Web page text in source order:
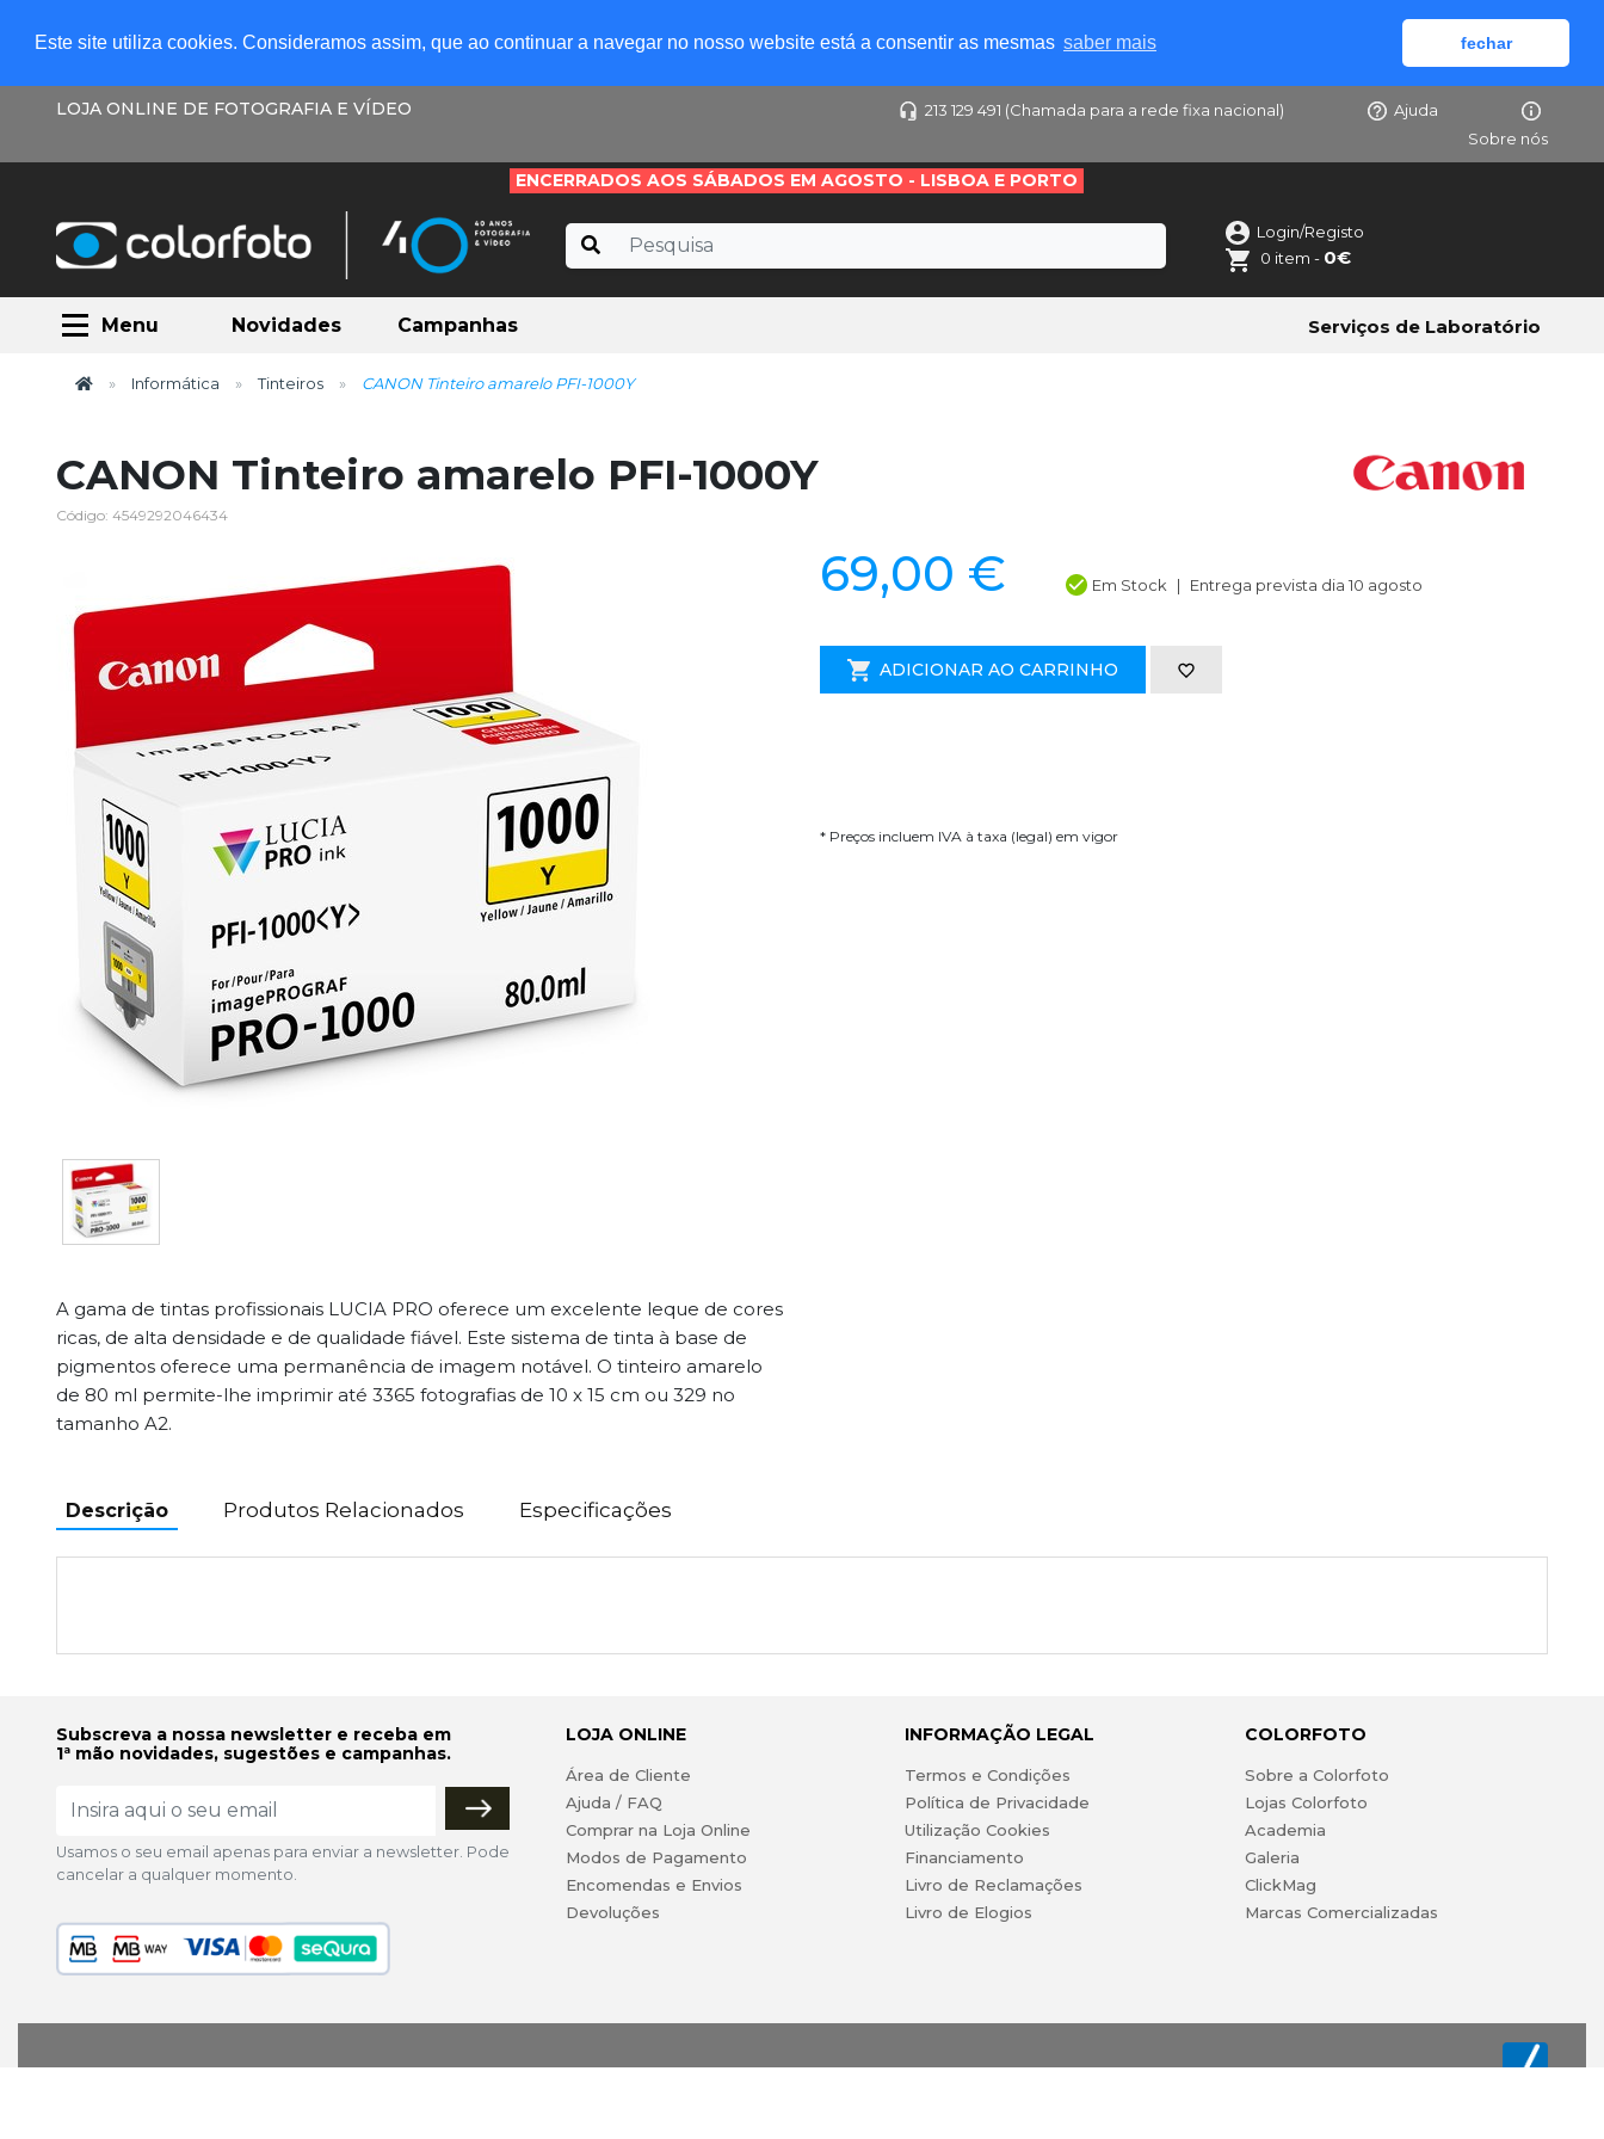
Este site utiliza cookies. Consideramos assim, que ao continuar a navegar no nosso website está a consentir as mesmas saber mais fechar
LOJA ONLINE DE FOTOGRAFIA E VÍDEO 213 129 491 (Chamada para a rede fixa nacional)
Ajuda
Sobre nós
ENCERRADOS AOS SÁBADOS EM AGOSTO - LISBOA E PORTO
Login/Registo
0 item - 0€
Menu Novidades Campanhas Serviços de Laboratório
Informática Tinteiros CANON Tinteiro amarelo PFI-1000Y
CANON Tinteiro amarelo PFI-1000Y
Código: 4549292046434
A gama de tintas profissionais LUCIA PRO oferece um excelente leque de cores
ricas, de alta densidade e de qualidade fiável. Este sistema de tinta à base de
pigmentos oferece uma permanência de imagem notável. O tinteiro amarelo
de 80 ml permite-lhe imprimir até 3365 fotografias de 10 x 15 cm ou 329 no
tamanho A2.
69,00 € Em Stock Entrega prevista dia 10 agosto
ADICIONAR AO CARRINHO
* Preços incluem IVA à taxa (legal) em vigor
Descrição Produtos Relacionados Especificações
Subscreva a nossa newsletter e receba em
1ª mão novidades, sugestões e campanhas.
Usamos o seu email apenas para enviar a newsletter. Pode
cancelar a qualquer momento.
LOJA ONLINE
Área de Cliente
Ajuda / FAQ
Comprar na Loja Online
Modos de Pagamento
Encomendas e Envios
Devoluções
INFORMAÇÃO LEGAL
Termos e Condições
Política de Privacidade
Utilização Cookies
Financiamento
Livro de Reclamações
Livro de Elogios
COLORFOTO
Sobre a Colorfoto
Lojas Colorfoto
Academia
Galeria
ClickMag
Marcas Comercializadas